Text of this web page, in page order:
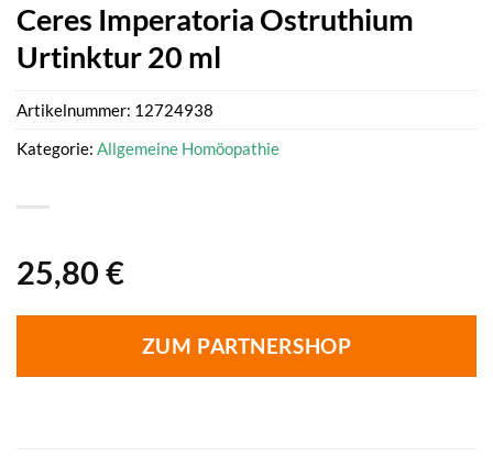
Ceres Imperatoria Ostruthium
Urtinktur 20 ml
25,80 €
ZUM PARTNERSHOP
Artikelnummer: 12724938
Kategorie: Allgemeine Homöopathie